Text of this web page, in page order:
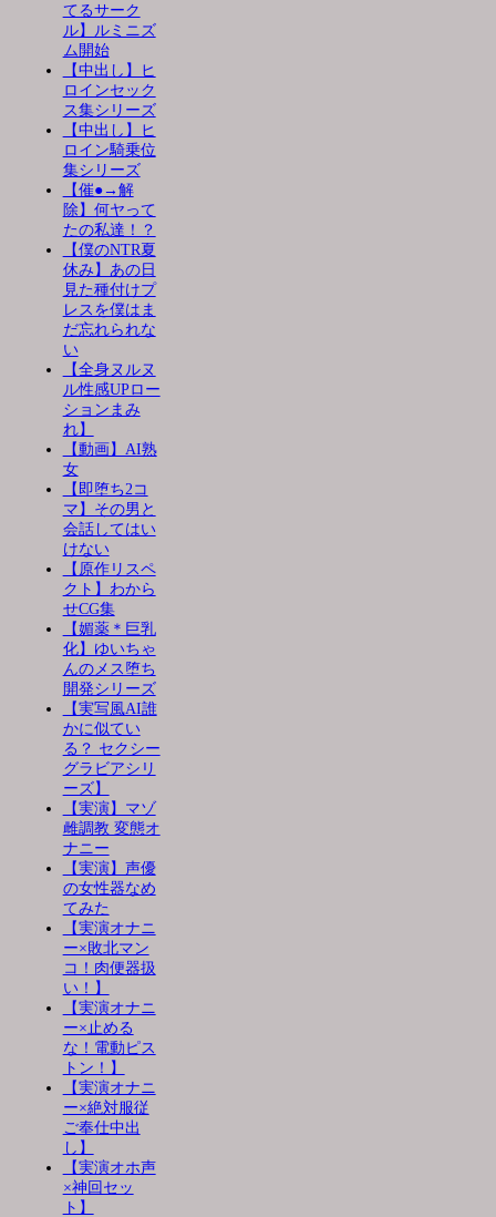
てるサーク
ル】ルミニズ
ム開始
【中出し】ヒ
ロインセック
ス集シリーズ
【中出し】ヒ
ロイン騎乗位
集シリーズ
【催●→解
除】何ヤって
たの私達！？
【僕のNTR夏
休み】あの日
見た種付けプ
レスを僕はま
だ忘れられな
い
【全身ヌルヌ
ル性感UPロー
ションまみ
れ】
【動画】AI熟
女
【即堕ち2コ
マ】その男と
会話してはい
けない
【原作リスペ
クト】わから
せCG集
【媚薬＊巨乳
化】ゆいちゃ
んのメス堕ち
開発シリーズ
【実写風AI誰
かに似てい
る？ セクシー
グラビアシリ
ーズ】
【実演】マゾ
雌調教 変態オ
ナニー
【実演】声優
の女性器なめ
てみた
【実演オナニ
ー×敗北マン
コ！肉便器扱
い！】
【実演オナニ
ー×止める
な！電動ピス
トン！】
【実演オナニ
ー×絶対服従
ご奉仕中出
し】
【実演オホ声
×神回セッ
ト】